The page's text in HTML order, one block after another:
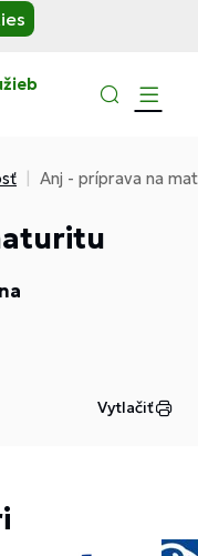
Anj - príprava na
Vytlačiť